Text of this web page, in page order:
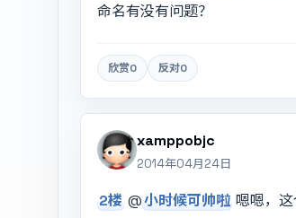
命名有没有问题？
欣赏0 反对0
xamppobjc
2014年04月24日
2楼 @小时候可帅啦 嗯嗯，这